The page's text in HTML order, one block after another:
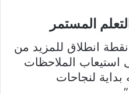
المستمر
نقطة انطلاق للمزيد من
استيعاب الملاحظات
بداية لنجاحات